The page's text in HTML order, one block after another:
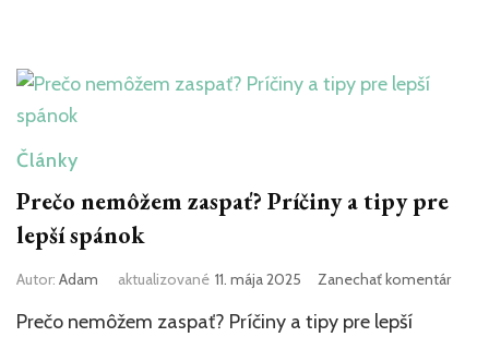
Články
Prečo nemôžem zaspať? Príčiny a tipy pre
lepší spánok
Autor: Adam aktualizované 11. mája 2025 Zanechať komentárk
Prečo nemôžem zaspať? Príčiny a tipy pre lepší